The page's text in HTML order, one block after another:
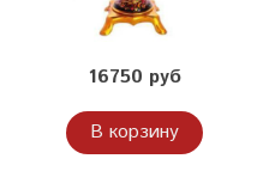
16750 руб
В корзину